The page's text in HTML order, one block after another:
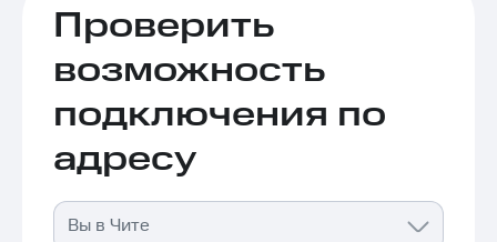
Проверить
возможность
подключения по
адресу
Вы в Чите